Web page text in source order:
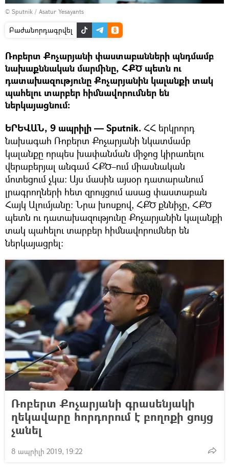
© Sputnik / Asatur Yesayants
Բաժանորդագրվել
Ռոբերտ Քոչարյանի փաստաբանների պնդմամբ
նախաքննական մարմինը, ՀՔԾ պետն ու
դատախազությունը Քոչարյանին կալանքի տակ
պահելու տարբեր հիմնավորումներ են
ներկայացնում։
ԵՐԵՎԱՆ, 9 ապրիլի — Sputnik. ՀՀ երկրորդ
նախագահ Ռոբերտ Քոչարյանի նկատմամբ
կալանքը որպես խափանման միջոց կիրառելու
վերաբերյալ անգամ ՀՔԾ–ում միասնական
մոտեցում չկա։ Այս մասին այսօր դատարանում
լրագրողների հետ զրույցում ասաց փաստաբան
Հայկ Ալումյանը։ Նրա խոսքով, ՀՔԾ քննիչը, ՀՔԾ
պետն ու դատախազությունը Քոչարյանին կալանքի
տակ պահելու տարբեր հիմնավորումներ են
ներկայացրել։
Ռոբերտ Քոչարյանի գրասենյակի
ղեկավարը հորդորում է բողոքի ցույց
չանել
8 ապրիլի 2019, 19:22